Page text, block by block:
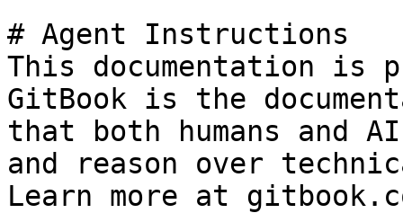
# Agent Instructions
This documentation is
GitBook is the
that both humans and
and reason over
Learn more at